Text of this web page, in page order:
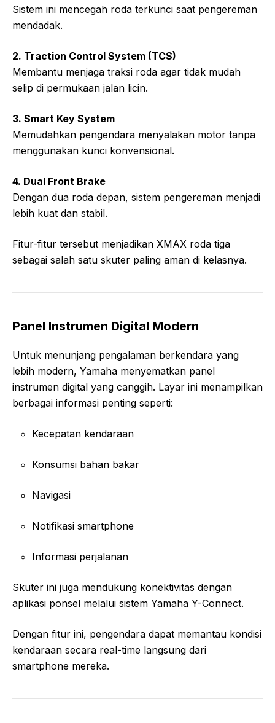
Sistem ini mencegah roda terkunci saat pengereman
mendadak.
2. Traction Control System (TCS)
Membantu menjaga traksi roda agar tidak mudah
selip di permukaan jalan licin.
3. Smart Key System
Memudahkan pengendara menyalakan motor tanpa
menggunakan kunci konvensional.
4. Dual Front Brake
Dengan dua roda depan, sistem pengereman menjadi
lebih kuat dan stabil.
Fitur-fitur tersebut menjadikan XMAX roda tiga
sebagai salah satu skuter paling aman di kelasnya.
Panel Instrumen Digital Modern
Untuk menunjang pengalaman berkendara yang
lebih modern, Yamaha menyematkan panel
instrumen digital yang canggih. Layar ini menampilkan
berbagai informasi penting seperti:
Kecepatan kendaraan
Konsumsi bahan bakar
Navigasi
Notifikasi smartphone
Informasi perjalanan
Skuter ini juga mendukung konektivitas dengan
aplikasi ponsel melalui sistem Yamaha Y-Connect.
Dengan fitur ini, pengendara dapat memantau kondisi
kendaraan secara real-time langsung dari
smartphone mereka.